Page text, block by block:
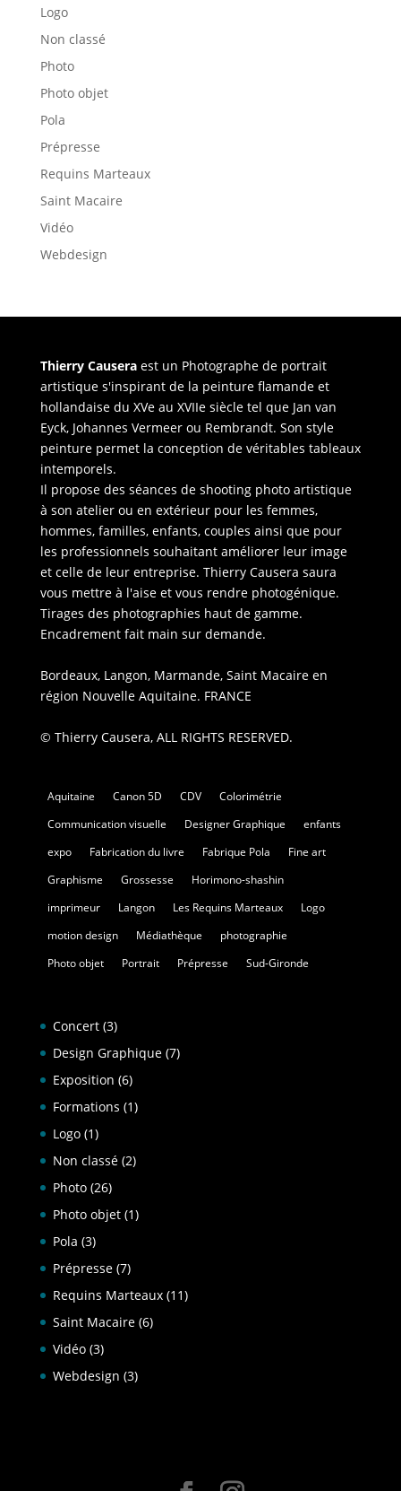
Logo
Non classé
Photo
Photo objet
Pola
Prépresse
Requins Marteaux
Saint Macaire
Vidéo
Webdesign
Thierry Causeraest un Photographe de portrait
artistique s'inspirant de la peinture flamande et
hollandaise du XVe au XVIIe siècle tel que Jan van
Eyck, Johannes Vermeer ou Rembrandt. Son style
peinture permet la conception de véritables tableaux
intemporels.
Il propose des séances de shooting photo artistique
à son atelier ou en extérieur pour les femmes,
hommes, familles, enfants, couples ainsi que pour
les professionnels souhaitant améliorer leur image
et celle de leur entreprise. Thierry Causera saura
vous mettre à l'aise et vous rendre photogénique.
Tirages des photographies haut de gamme.
Encadrement fait main sur demande.
Bordeaux, Langon, Marmande, Saint Macaire en
région Nouvelle Aquitaine. FRANCE
© Thierry Causera, ALL RIGHTS RESERVED.
Aquitaine Canon 5D CDV
Colorimétrie
Communication visuelle
Designer Graphique
enfants
expo
Fabrication du livre Fabrique Pola
Fine art
Graphisme
Grossesse
Horimono-shashin
imprimeur
Langon Les Requins Marteaux
Logo
motion design
Médiathèque
photographie
Photo objet
Portrait Prépresse Sud-Gironde
Concert(3)
Design Graphique(7)
Exposition (6)
Formations (1)
Logo(1)
Non classé(2)
Photo(26)
Photo objet(1)
Pola (3)
Prépresse(7)
Requins Marteaux(11)
Saint Macaire(6)
Vidéo(3)
Webdesign (3)